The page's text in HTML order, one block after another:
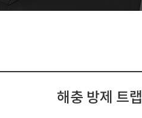
해충 방제 트랩